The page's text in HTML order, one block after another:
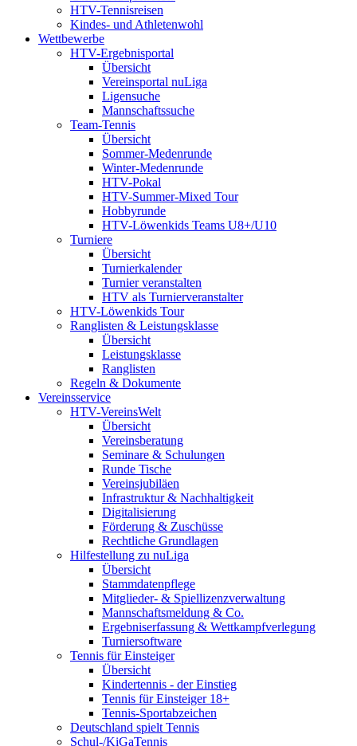
HTV-Tennisreisen
Kindes- und Athletenwohl
Wettbewerbe
HTV-Ergebnisportal
Übersicht
Vereinsportal nuLiga
Ligensuche
Mannschaftssuche
Team-Tennis
Übersicht
Sommer-Medenrunde
Winter-Medenrunde
HTV-Pokal
HTV-Summer-Mixed Tour
Hobbyrunde
HTV-Löwenkids Teams U8+/U10
Turniere
Übersicht
Turnierkalender
Turnier veranstalten
HTV als Turnierveranstalter
HTV-Löwenkids Tour
Ranglisten & Leistungsklasse
Übersicht
Leistungsklasse
Ranglisten
Regeln & Dokumente
Vereinsservice
HTV-VereinsWelt
Übersicht
Vereinsberatung
Seminare & Schulungen
Runde Tische
Vereinsjubiläen
Infrastruktur & Nachhaltigkeit
Digitalisierung
Förderung & Zuschüsse
Rechtliche Grundlagen
Hilfestellung zu nuLiga
Übersicht
Stammdatenpflege
Mitglieder- & Spiellizenzverwaltung
Mannschaftsmeldung & Co.
Ergebniserfassung & Wettkampfverlegung
Turniersoftware
Tennis für Einsteiger
Übersicht
Kindertennis - der Einstieg
Tennis für Einsteiger 18+
Tennis-Sportabzeichen
Deutschland spielt Tennis
Schul-/KiGaTennis